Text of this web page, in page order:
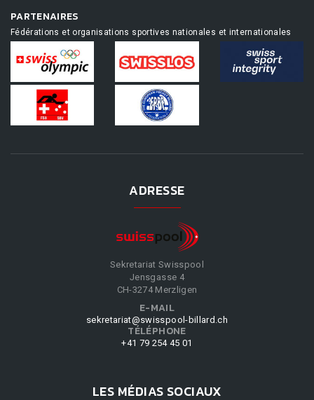
PARTENAIRES
Fédérations et organisations sportives nationales et internationales
ADRESSE
Sekretariat Swisspool
Jensgasse 4
CH-3274 Merzligen
E-MAIL
sekretariat@swisspool-billard.ch
TÉLÉPHONE
+41 79 254 45 01
LES MÉDIAS SOCIAUX